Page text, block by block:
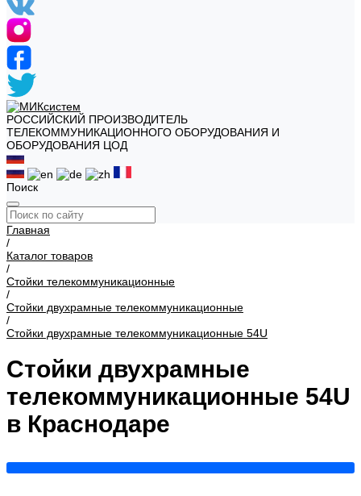
РОССИЙСКИЙ ПРОИЗВОДИТЕЛЬ
ТЕЛЕКОММУНИКАЦИОННОГО ОБОРУДОВАНИЯ И
ОБОРУДОВАНИЯ ЦОД
Поиск
Главная
/
Каталог товаров
/
Стойки телекоммуникационные
/
Стойки двухрамные телекоммуникационные
/
Стойки двухрамные телекоммуникационные 54U
Стойки двухрамные
телекоммуникационные 54U
в Краснодаре